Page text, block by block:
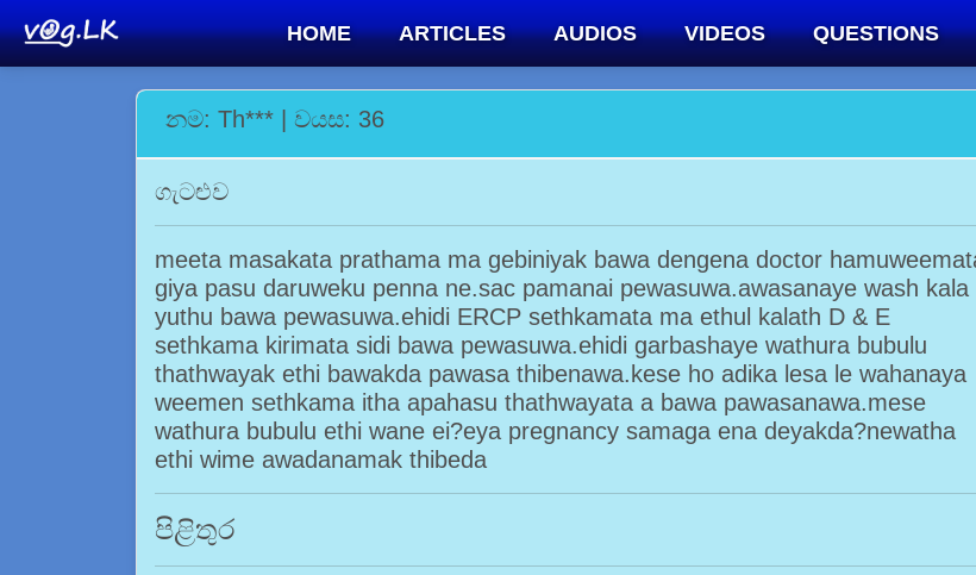
HOME ARTICLES AUDIOS VIDEOS QUESTIONS
නම: Th*** | වයස: 36
ගැටළුව
meeta masakata prathama ma gebiniyak bawa dengena doctor
giya pasu daruweku penna ne.sac pamanai pewasuwa.awasanaye wash kala
yuthu bawa pewasuwa.ehidi ERCP sethkamata ma ethul kalath D & E
sethkama kirimata sidi bawa pewasuwa.ehidi garbashaye wathura bubulu
thathwayak ethi bawakda pawasa thibenawa.kese ho adika lesa le wahanaya
weemen sethkama itha apahasu thathwayata a bawa pawasanawa.mese
wathura bubulu ethi wane ei?eya pregnancy samaga ena deyakda?newatha
ethi wime awadanamak thibeda
පිළිතුර